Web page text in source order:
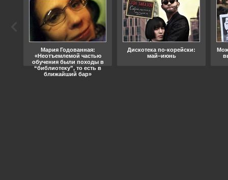
Мария Годованная:
«Неотъемлемой частью
обучения были походы в
“библиотеку”, то есть в
ближайший бар»
Дискотека по-корейски:
май–июнь